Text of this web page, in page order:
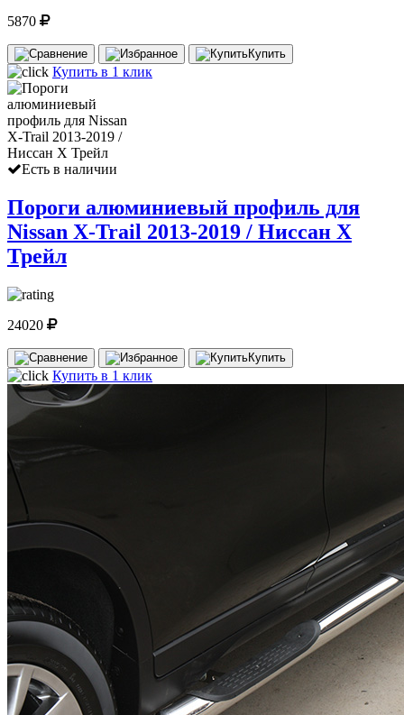
5870
Купить
Купить в 1 клик
Есть в наличии
Пороги алюминиевый профиль для
Nissan X-Trail 2013-2019 / Ниссан Х
Трейл
24020
Купить
Купить в 1 клик